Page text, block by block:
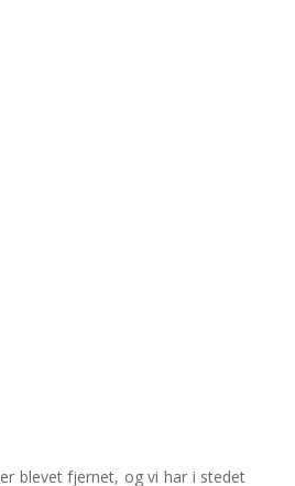
blevet fjernet, og vi har i stedet